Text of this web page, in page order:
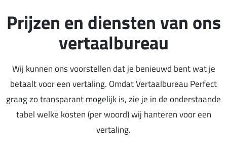
Prijzen en diensten van ons
vertaalbureau
Wij kunnen ons voorstellen dat je benieuwd bent wat je
betaalt voor een vertaling. Omdat Vertaalbureau Perfect
graag zo transparant mogelijk is, zie je in de onderstaande
tabel welke kosten (per woord) wij hanteren voor een
vertaling.